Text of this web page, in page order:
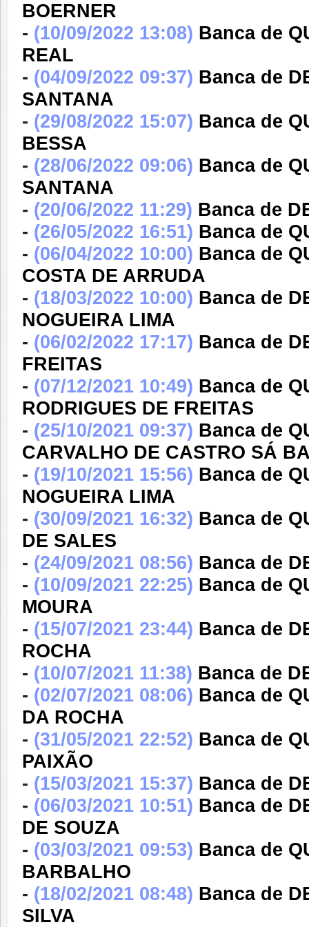
BOERNER
- (10/09/2022 13:08) Banca de
REAL
- (04/09/2022 09:37) Banca de
SANTANA
- (29/08/2022 15:07) Banca de
BESSA
- (28/06/2022 09:06) Banca de
SANTANA
- (20/06/2022 11:29) Banca de
- (26/05/2022 16:51) Banca de
- (06/04/2022 10:00) Banca de
COSTA DE ARRUDA
- (18/03/2022 10:00) Banca de
NOGUEIRA LIMA
- (06/02/2022 17:17) Banca de
FREITAS
- (07/12/2021 10:49) Banca de
RODRIGUES DE FREITAS
- (25/10/2021 09:37) Banca de
CARVALHO DE CASTRO SÁ
- (19/10/2021 15:56) Banca de
NOGUEIRA LIMA
- (30/09/2021 16:32) Banca de
DE SALES
- (24/09/2021 08:56) Banca de
- (10/09/2021 22:25) Banca de
MOURA
- (15/07/2021 23:44) Banca de
ROCHA
- (10/07/2021 11:38) Banca de
- (02/07/2021 08:06) Banca de
DA ROCHA
- (31/05/2021 22:52) Banca de
PAIXÃO
- (15/03/2021 15:37) Banca de
- (06/03/2021 10:51) Banca de
DE SOUZA
- (03/03/2021 09:53) Banca de
BARBALHO
- (18/02/2021 08:48) Banca de
SILVA